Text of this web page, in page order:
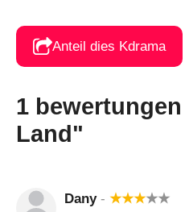
Anteil dies Kdrama
1
Land"
Dany - ★★★★★